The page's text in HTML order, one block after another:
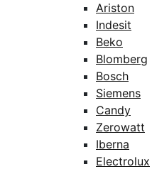
Ariston
Indesit
Beko
Blomberg
Bosch
Siemens
Candy
Zerowatt
Iberna
Electrolux